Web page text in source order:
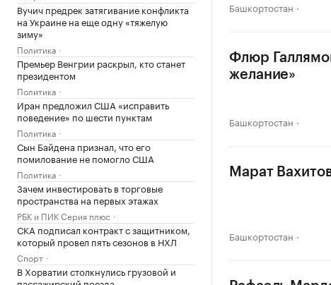
Вучич предрек затягивание конфликта
на Украине на еще одну «тяжелую
зиму»
Политика
Премьер Венгрии раскрыл, кто станет
президентом
Политика
Иран предложил США «исправить
поведение» по шести пунктам
Политика
Сын Байдена признал, что его
помилование не помогло США
Политика
Зачем инвестировать в торговые
пространства на первых этажах
РБК и ПИК Серия плюс
СКА подписал контракт с защитником,
который провел пять сезонов в НХЛ
Спорт
В Хорватии столкнулись грузовой и
Башкортостан
Флюр
желание»
Башкортостан
Марат
Башкортостан